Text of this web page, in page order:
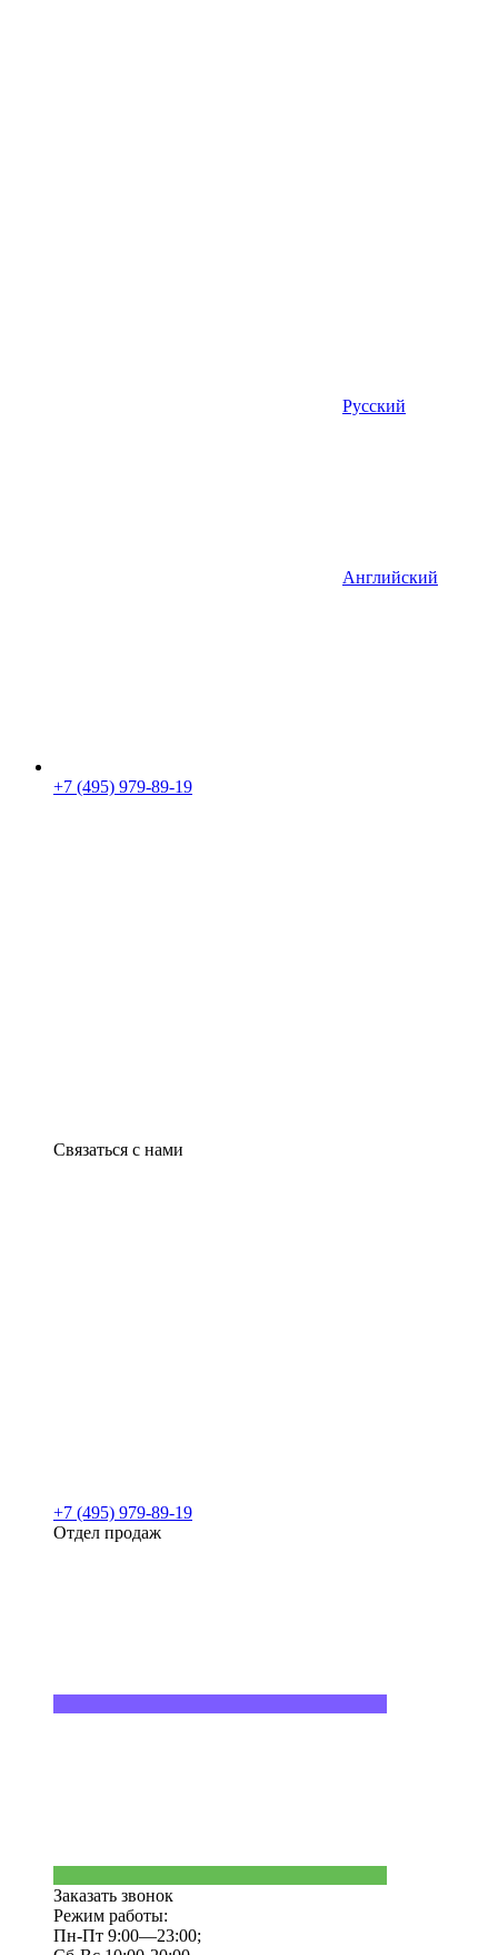
Русский
Английский
+7 (495) 979-89-19
Связаться с нами
+7 (495) 979-89-19
Отдел продаж
Заказать звонок
Режим работы:
Пн-Пт 9:00—23:00;